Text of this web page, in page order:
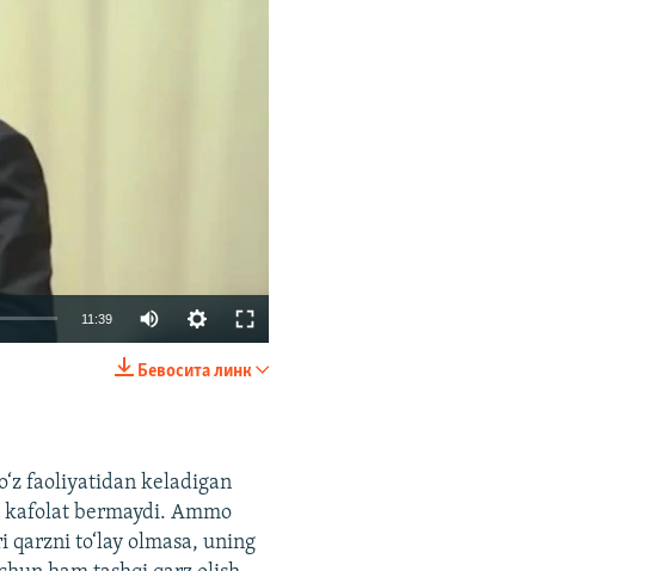
480p
эмас
11:39
720p
1080p
Бевосита линк
faoliyatidan keladigan
kafolat bermaydi. Ammo
to‘lay olmasa, uning